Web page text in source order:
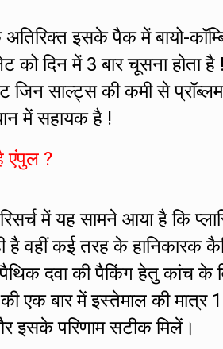
इसके पैक में बायो-
को दिन में 3 बार चूसना होता है
जिन साल्ट्स की कमी से
में सहायक है !
एंपुल ?
में यह सामने आया है कि
है वहीं कई तरह के हानिकारक
दवा की पैकिंग हेतु कांच
एक बार में इस्तेमाल की मात्र
इसके परिणाम सटीक मिलें।